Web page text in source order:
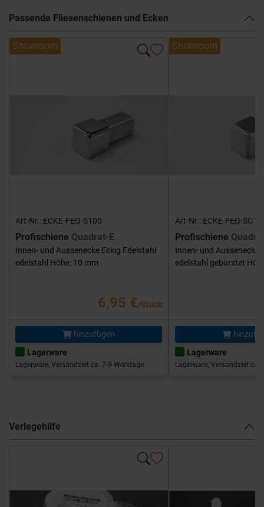
Passende Fliesenschienen und Ecken
Showroom
Art-Nr.: ECKE-FEQ-S100
Profischiene Quadrat-E
Innen- und Aussenecke Eckig Edelstahl
edelstahl Höhe: 10 mm
6,95 €/Stück
hinzufügen
Lagerware
Lagerware, Versandzeit ca. 7-9 Werktage
Showroom
Art-Nr.: ECKE-FEQ-
Profischiene
Innen- und Aussenecke
edelstahl gebürstet
Lagerware
Lagerware, Versandzeit ca.
Verlegehilfe